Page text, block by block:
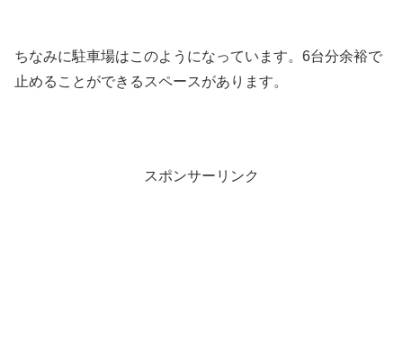
ちなみに駐車場はこのようになっています。6台分余裕で
止めることができるスペースがあります。
スポンサーリンク